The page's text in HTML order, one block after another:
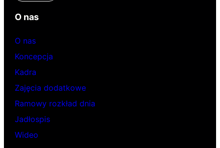
O nas
O nas
Koncepcja
Kadra
Zajęcia dodatkowe
Ramowy rozkład dnia
Jadłospis
Wideo